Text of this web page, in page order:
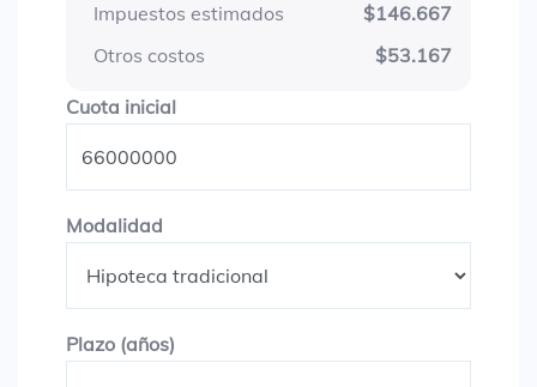
Impuestos estimados
$146.667
Otros costos
$53.167
Cuota inicialCuota inicial
Modalidad
Plazo (años)